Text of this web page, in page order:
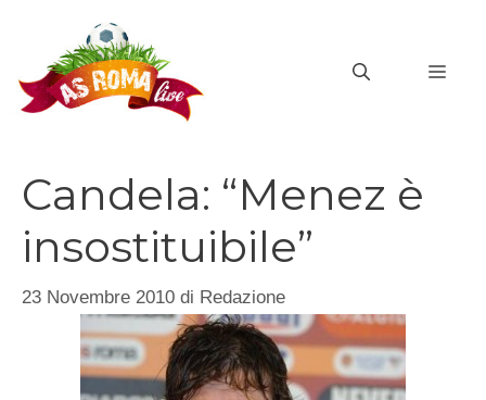
contenuto
Candela: “Menez è
insostituibile”
23 Novembre 2010 di Redazione